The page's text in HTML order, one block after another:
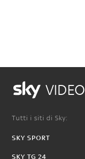
VIDEO
Tutti i siti di Sky:
SKY SPORT
SKY TG 24